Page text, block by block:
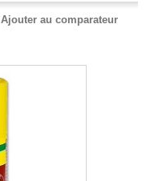
Ajouter au comparateur